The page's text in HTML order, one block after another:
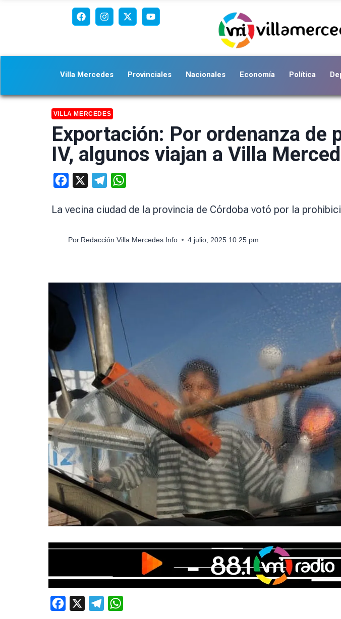
Villa Mercedes Provinciales Nacionales Economía Política
VILLA MERCEDES
Exportación: Por ordenanza de
IV, algunos viajan a Villa
Facebook Telegram
La vecina ciudad de la provincia de Córdoba votó por la
Por Redacción Villa Mercedes Info 4 julio, 2025 10:25 pm